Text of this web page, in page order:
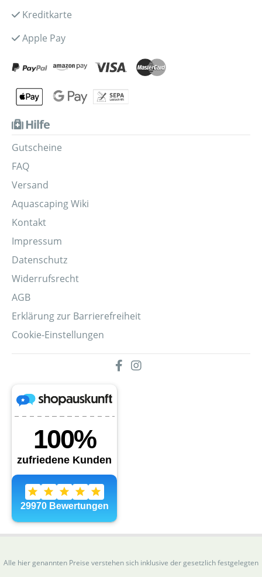
Kreditkarte
Apple Pay
Hilfe
Gutscheine
FAQ
Versand
Aquascaping Wiki
Kontakt
Impressum
Datenschutz
Widerrufsrecht
AGB
Erklärung zur Barrierefreiheit
Cookie-Einstellungen
Alle hier genannten Preise verstehen sich inklusive der gesetzlich festgelegten